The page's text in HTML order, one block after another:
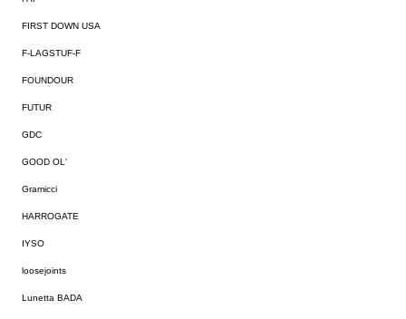
FIRST DOWN USA
F-LAGSTUF-F
FOUNDOUR
FUTUR
GDC
GOOD OL'
Gramicci
HARROGATE
IYSO
loosejoints
Lunetta BADA